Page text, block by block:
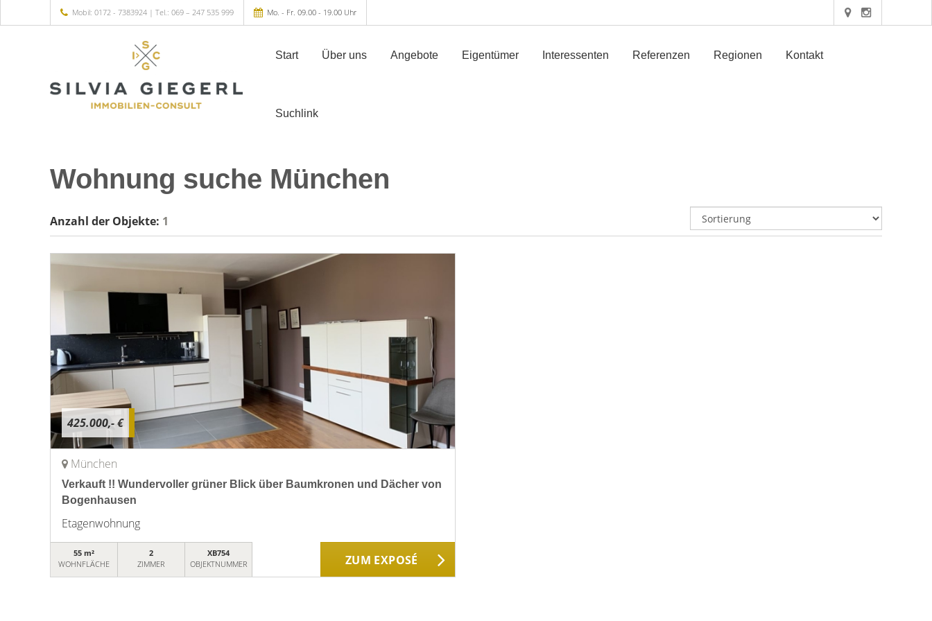
Mobil: 0172 - 7383924 | Tel.: 069 – 247 535 999 Mo. - Fr. 09.00 - 19.00 Uhr
Start Über uns Angebote Eigentümer Interessenten Referenzen Regionen Kontakt
Suchlink
Wohnung suche München
Anzahl der Objekte: 1
425.000,- €
München
Verkauft !! Wundervoller grüner Blick über Baumkronen und Dächer von
Bogenhausen
Etagenwohnung
55 m²
WOHNFLÄCHE
2
ZIMMER
XB754
OBJEKTNUMMER
ZUM EXPOSÉ